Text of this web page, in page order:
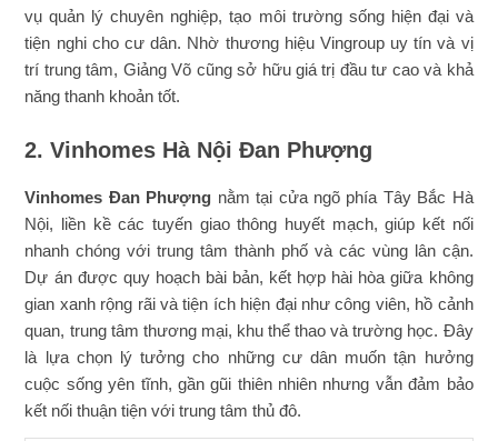
vụ quản lý chuyên nghiệp, tạo môi trường sống hiện đại và
tiện nghi cho cư dân. Nhờ thương hiệu Vingroup uy tín và vị
trí trung tâm, Giảng Võ cũng sở hữu giá trị đầu tư cao và khả
năng thanh khoản tốt.
2. Vinhomes Hà Nội Đan Phượng
Vinhomes Đan Phượng nằm tại cửa ngõ phía Tây Bắc Hà
Nội, liền kề các tuyến giao thông huyết mạch, giúp kết nối
nhanh chóng với trung tâm thành phố và các vùng lân cận.
Dự án được quy hoạch bài bản, kết hợp hài hòa giữa không
gian xanh rộng rãi và tiện ích hiện đại như công viên, hồ cảnh
quan, trung tâm thương mại, khu thể thao và trường học. Đây
là lựa chọn lý tưởng cho những cư dân muốn tận hưởng
cuộc sống yên tĩnh, gần gũi thiên nhiên nhưng vẫn đảm bảo
kết nối thuận tiện với trung tâm thủ đô.